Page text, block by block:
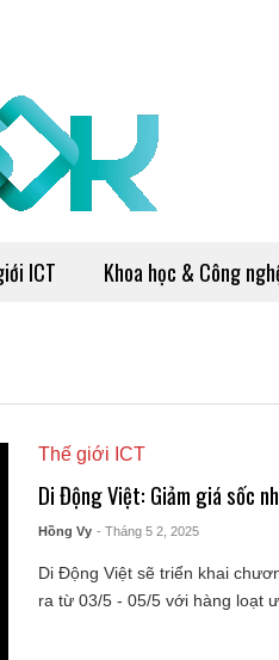
ICT Khoa học & Công
Thế giới ICT
Di Động Việt: Giảm giá sốc
Hồng Vy - Tháng 5 2, 2025
Di Động Việt sẽ triển khai
ra từ 03/5 - 05/5 với hàng loạt